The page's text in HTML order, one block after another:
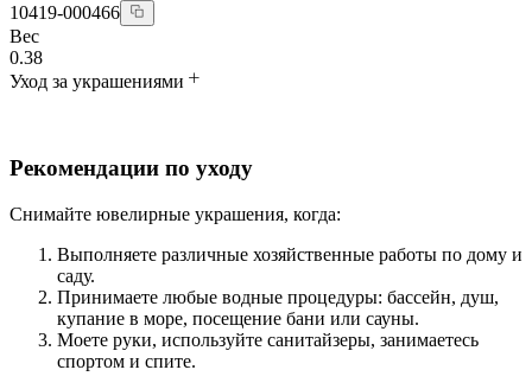
10419-000466
Вес
0.38
Уход за украшениями
Рекомендации по уходу
Снимайте ювелирные украшения, когда:
Выполняете различные хозяйственные работы по дому и
саду.
Принимаете любые водные процедуры: бассейн, душ,
купание в море, посещение бани или сауны.
Моете руки, используйте санитайзеры, занимаетесь
спортом и спите.